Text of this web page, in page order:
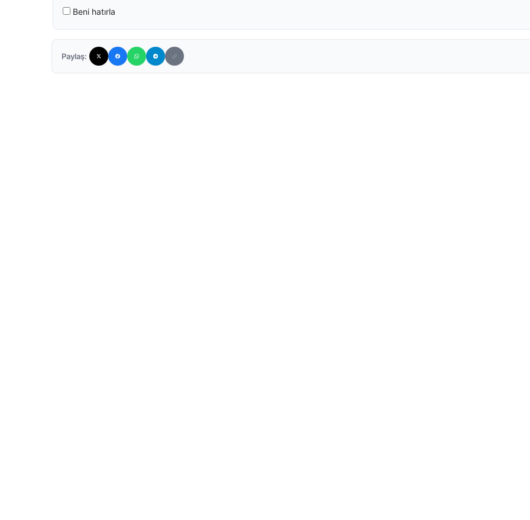
Beni hatırla
Paylaş: